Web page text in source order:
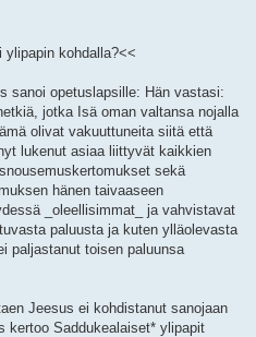
kohdalla?<<
sanoi opetuslapsille: Hän vastasi:
jotka Isä oman valtansa nojalla
olivat vakuuttuneita siitä että
lukenut asiaa liittyvät kaikkien
sekä
hänen taivaaseen
_oleellisimmat_ ja vahvistavat
paluusta ja kuten ylläolevasta
paljastanut toisen paluunsa
Jeesus ei kohdistanut sanojaan
kertoo Saddukealaiset* ylipapit